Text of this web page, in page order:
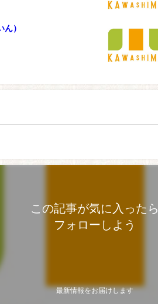
ん）
この記事が気に入ったら
フォローしよう
最新情報をお届けします